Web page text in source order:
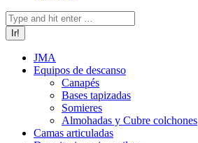
Buscar:
JMA
Equipos de descanso
Canapés
Bases tapizadas
Somieres
Almohadas y Cubre colchones
Camas articuladas